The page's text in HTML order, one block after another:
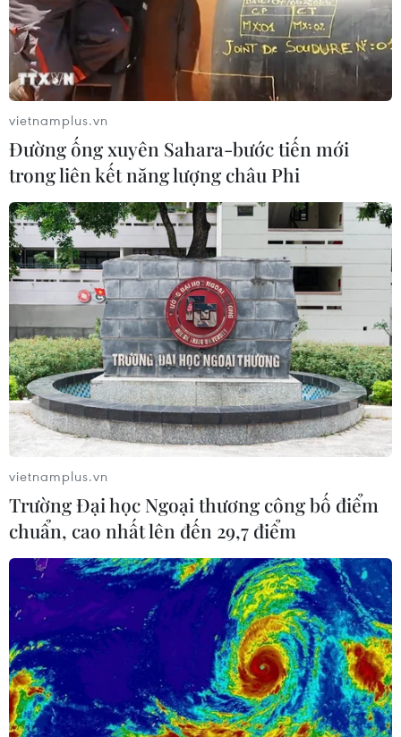
TIN CÙNG CHUYÊN MỤC
WHO lên tiếng sau vụ phá hủy kho
vật tư y tế tại Ukraine
09/08/2026 15:11
Cơ hội và bài toán chính sách cho
vietnamplus.vn
Đường ống xuyên Sahara-bước tiến mới
trong liên kết năng lượng châu Phi
vietnamplus.vn
Trường Đại học Ngoại thương công bố điểm
chuẩn, cao nhất lên đến 29,7 điểm